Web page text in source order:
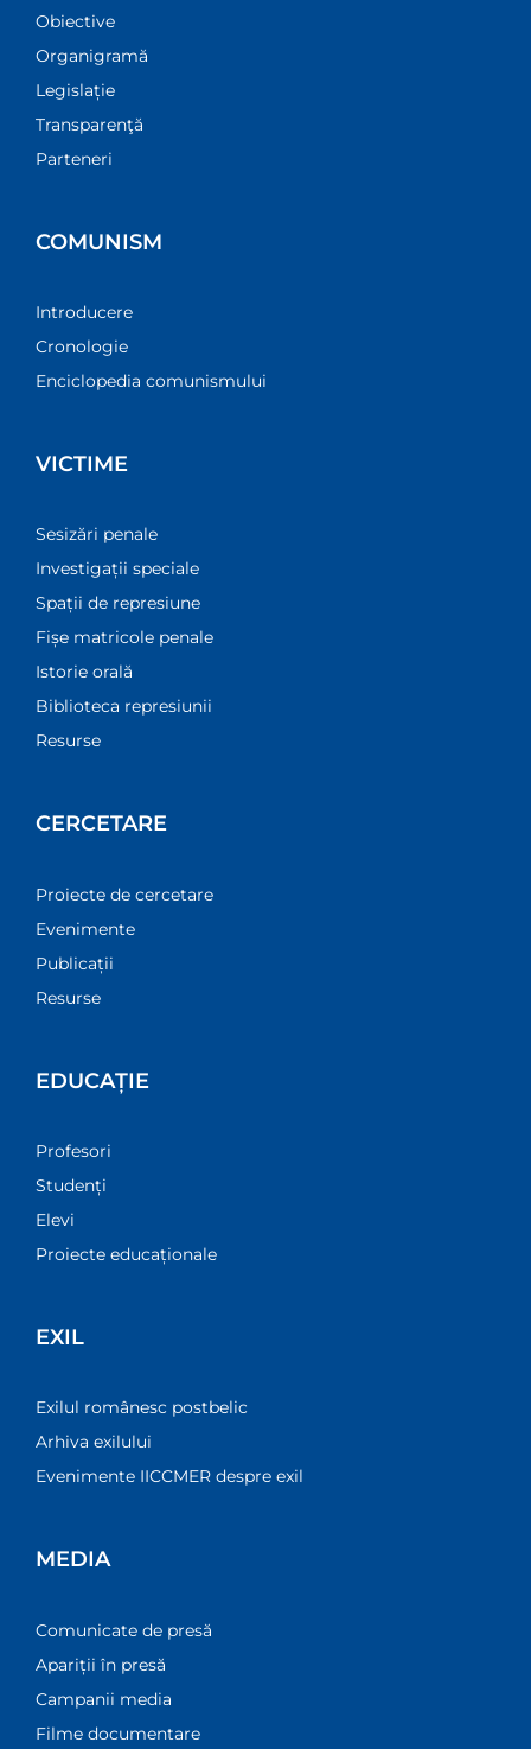
Obiective
Organigramă
Legislație
Transparenţă
Parteneri
COMUNISM
Introducere
Cronologie
Enciclopedia comunismului
VICTIME
Sesizări penale
Investigații speciale
Spații de represiune
Fișe matricole penale
Istorie orală
Biblioteca represiunii
Resurse
CERCETARE
Proiecte de cercetare
Evenimente
Publicații
Resurse
EDUCAȚIE
Profesori
Studenți
Elevi
Proiecte educaționale
EXIL
Exilul românesc postbelic
Arhiva exilului
Evenimente IICCMER despre exil
MEDIA
Comunicate de presă
Apariții în presă
Campanii media
Filme documentare